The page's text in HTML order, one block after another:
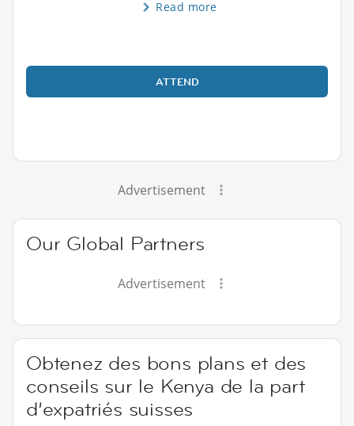
Read more
ATTEND
Advertisement
Our Global Partners
Advertisement
Obtenez des bons plans et des
conseils sur le Kenya de la part
d’expatriés suisses